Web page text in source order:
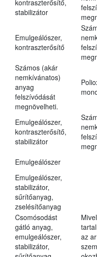
kontraszterősítő,
stabilizátor
Emulgeálószer,
kontraszterősítő
Számos (akár
nemkívánatos)
anyag
felszívódását
megnövelheti.
Emulgeálószer,
kontraszterősítő,
stabilizátor
Emulgeálószer
Emulgeálószer,
stabilizátor,
sűrítőanyag,
zselésítőanyag
Csomósodást
gátló anyag,
emulgeálószer,
stabilizátor,
az